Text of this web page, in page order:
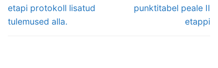
etapi protokoll lisatud
tulemused alla.
punktitabel peale II
etappi